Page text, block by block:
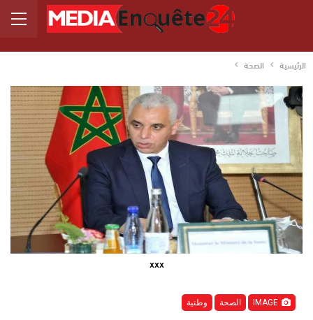
الرئيسية الصحة
xxx
الصحة وطنية